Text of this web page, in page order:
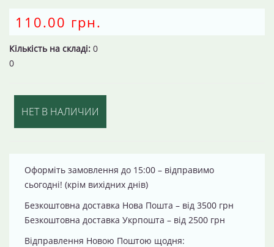
110.00 грн.
Кількість на складі: 0
0
НЕТ В НАЛИЧИИ
Оформіть замовлення до 15:00 – відправимо
сьогодні! (крім вихідних днів)
Безкоштовна доставка Нова Пошта – від 3500 грн
Безкоштовна доставка Укрпошта – від 2500 грн
Відправлення Новою Поштою щодня: